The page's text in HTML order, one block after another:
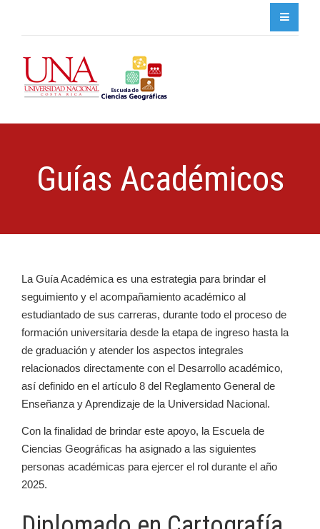
Guías Académicos
La Guía Académica es una estrategia para brindar el
seguimiento y el acompañamiento académico al
estudiantado de sus carreras, durante todo el proceso de
formación universitaria desde la etapa de ingreso hasta la
de graduación y atender los aspectos integrales
relacionados directamente con el Desarrollo académico,
así definido en el artículo 8 del Reglamento General de
Enseñanza y Aprendizaje de la Universidad Nacional.
Con la finalidad de brindar este apoyo, la Escuela de
Ciencias Geográficas ha asignado a las siguientes
personas académicas para ejercer el rol durante el año
2025.